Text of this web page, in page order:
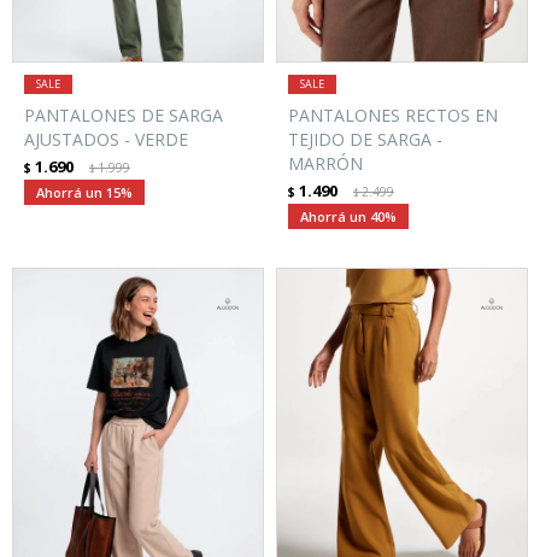
PANTALONES DE SARGA
AJUSTADOS - VERDE
$ 1.690 $1.999
15
PANTALONES RECTOS EN
TEJIDO DE SARGA -
MARRÓN
$ 1.490 $2.499
40